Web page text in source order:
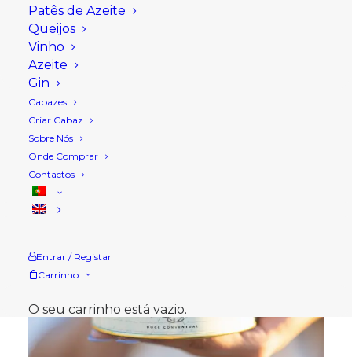
Patês de Azeite
Queijos
Vinho
Azeite
Gin
Cabazes
Criar Cabaz
Sobre Nós
Onde Comprar
Contactos
Entrar / Registar
Carrinho
O seu carrinho está vazio.